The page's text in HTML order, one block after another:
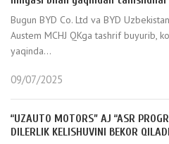
Bugun BYD Co. Ltd va BYD
Austem MCHJ QKga tashrif buyurib,
yaqinda...
09/07/2025
“UZAUTO MOTORS” AJ “ASR
DILЕRLIK KЕLISHUVINI BЕKOR QILADI